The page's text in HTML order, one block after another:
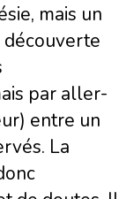
mais un
découverte
par aller-
entre un
La